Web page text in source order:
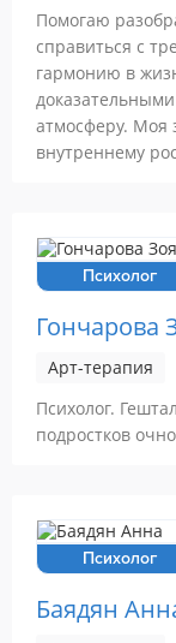
Помогаю
справиться с
гармонию в
атмосферу. Моя
внутреннему
Психолог
Гончарова
Арт-терапия
Психолог.
подростков
Психолог
Баядян